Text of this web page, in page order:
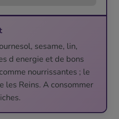
sesame, lin,
d energie et de bons
nourrissantes ; le
les Reins. A consommer